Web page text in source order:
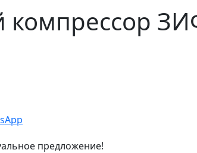
предложение!